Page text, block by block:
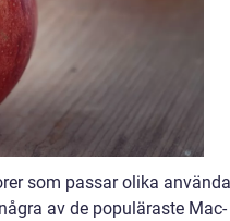
som passar olika
av de populäraste Mac-